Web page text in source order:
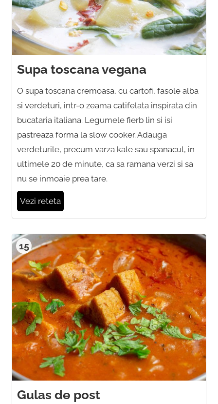
Supa toscana vegana
O supa toscana cremoasa, cu cartofi, fasole alba
si verdeturi, intr-o zeama catifelata inspirata din
bucataria italiana. Legumele fierb lin si isi
pastreaza forma la slow cooker. Adauga
verdeturile, precum varza kale sau spanacul, in
ultimele 20 de minute, ca sa ramana verzi si sa
nu se inmoaie prea tare.
Vezi reteta
15
Gulas de post